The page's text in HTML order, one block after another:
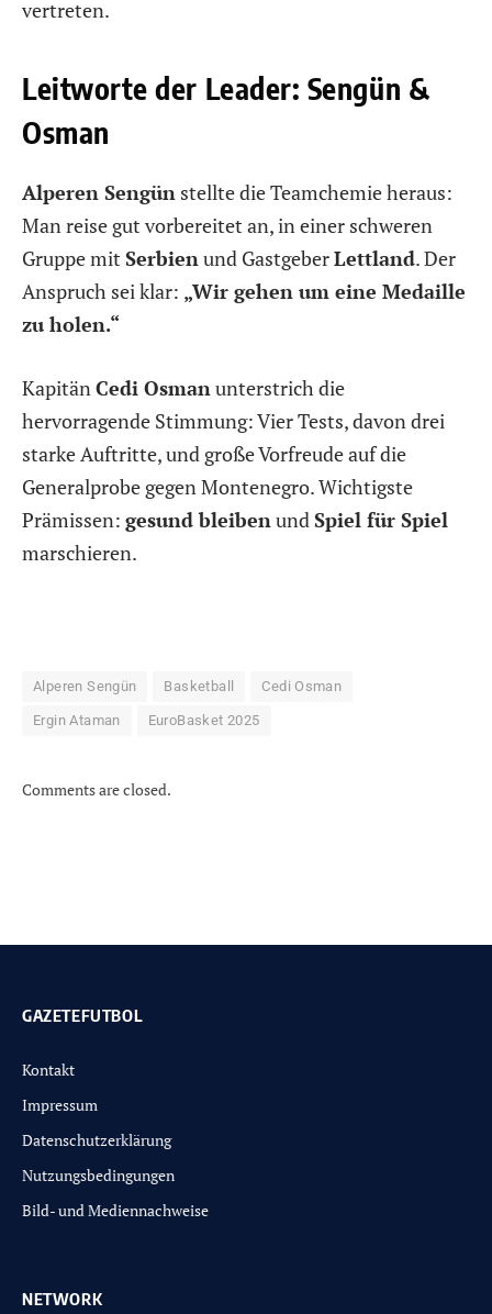
vertreten.
Leitworte der Leader: Sengün &
Osman
Alperen Sengün stellte die Teamchemie heraus:
Man reise gut vorbereitet an, in einer schweren
Gruppe mit Serbienund GastgeberLettland. Der
Anspruch sei klar: „Wir gehen um eine Medaille
zu holen.“
KapitänCedi Osmanunterstrich die
hervorragende Stimmung: Vier Tests, davon drei
starke Auftritte, und große Vorfreude auf die
Generalprobe gegen Montenegro. Wichtigste
Prämissen: gesund bleibenundSpiel für Spiel
marschieren.
Alperen Sengün Basketball Cedi Osman
Ergin Ataman EuroBasket 2025
Comments are closed.
GAZETEFUTBOL
Kontakt
Impressum
Datenschutzerklärung
Nutzungsbedingungen
Bild- und Mediennachweise
NETWORK